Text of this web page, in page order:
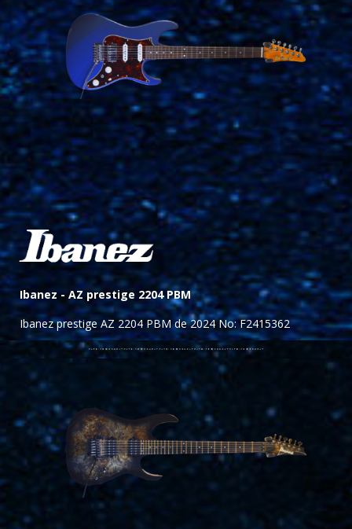
Ibanez -AZ prestige 2204 PBM
Ibanez prestige AZ 2204 PBM de 2024 No: F2415362